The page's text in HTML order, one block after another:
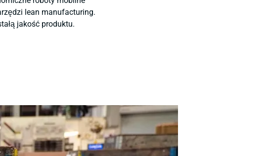
lean manufacturing.
jakość produktu.